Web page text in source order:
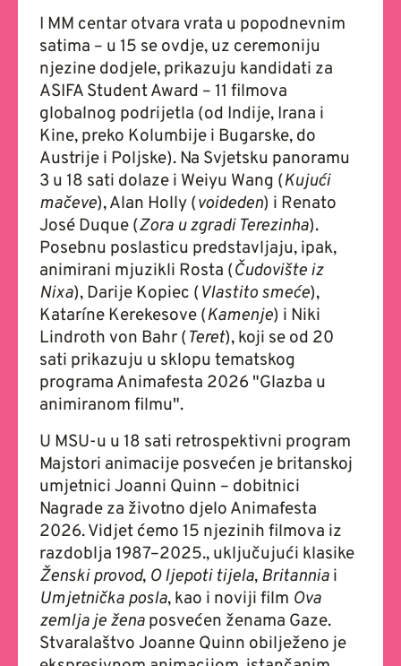
I MM centar otvara vrata u popodnevnim
satima – u 15 se ovdje, uz ceremoniju
njezine dodjele, prikazuju kandidati za
ASIFA Student Award – 11 filmova
globalnog podrijetla (od Indije, Irana i
Kine, preko Kolumbije i Bugarske, do
Austrije i Poljske). Na Svjetsku panoramu
3 u 18 sati dolaze i Weiyu Wang (Kujući
mačeve), Alan Holly (voideden) i Renato
José Duque (Zora u zgradi Terezinha).
Posebnu poslasticu predstavljaju, ipak,
animirani mjuzikli Rosta (Čudovište iz
Nixa), Darije Kopiec ( Vlastito smeće),
Kataríne Kerekesove (Kamenje) i Niki
Lindroth von Bahr ( Teret), koji se od 20
sati prikazuju u sklopu tematskog
programa Animafesta 2026 "Glazba u
animiranom filmu".
U MSU-u u 18 sati retrospektivni program
Majstori animacije posvećen je britanskoj
umjetnici Joanni Quinn – dobitnici
Nagrade za životno djelo Animafesta
2026. Vidjet ćemo 15 njezinih filmova iz
razdoblja 1987–2025., uključujući klasike
Ženski provod, O ljepoti tijela, Britannia i
Umjetnička posla, kao i noviji film Ova
zemlja je žena posvećen ženama Gaze.
Stvaralaštvo Joanne Quinn obilježeno je